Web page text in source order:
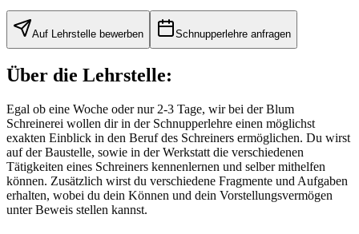
Auf Lehrstelle bewerben Schnupperlehre anfragen
Über die Lehrstelle:
Egal ob eine Woche oder nur 2-3 Tage, wir bei der Blum
Schreinerei wollen dir in der Schnupperlehre einen möglichst
exakten Einblick in den Beruf des Schreiners ermöglichen. Du wirst
auf der Baustelle, sowie in der Werkstatt die verschiedenen
Tätigkeiten eines Schreiners kennenlernen und selber mithelfen
können. Zusätzlich wirst du verschiedene Fragmente und Aufgaben
erhalten, wobei du dein Können und dein Vorstellungsvermögen
unter Beweis stellen kannst.